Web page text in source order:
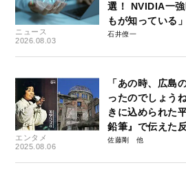
ニュース
2026.08.03
選！ NVIDIA一
もが知っている
石井僚一
エンタメ
2025.08.06
「あの時、広島
ったのでしょう
きに込められた
鉛筆』で伝えた
佐藤剛